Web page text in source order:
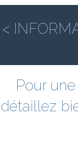
<
Pour
détaillez